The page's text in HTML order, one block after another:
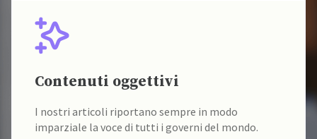
Contenuti oggettivi
I nostri articoli riportano sempre in modo
imparziale la voce di tutti i governi del mondo.